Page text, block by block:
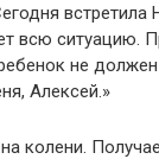
встретила
всю ситуацию.
не
Алексей.»
колени.